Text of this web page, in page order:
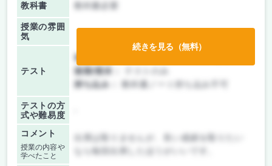
教科書 教科書必要
授業の雰囲
気
テスト
前期/中間：
後期/期末：
持ち込み：
教科書ノート持ち込み不可
テストの方
式や難易度
コメント
授業の内容や
学べたこと
出席は取りませんが、良い成績を取りたい
続きを見る（無料）